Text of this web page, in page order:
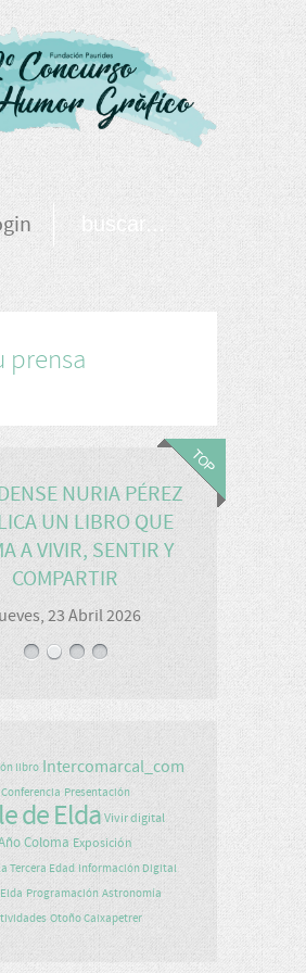
prensa
NURIA PÉREZ
UN LIBRO QUE
A VIVIR, SENTIR Y
COMPARTIR
23 Abril 2026
libro Intercomarcal_com
Conferencia Presentación
de Elda Vivir digital
Coloma Exposición
Tercera Edad Información Digital
Programación Astronomía
Otoño Caixapetrer